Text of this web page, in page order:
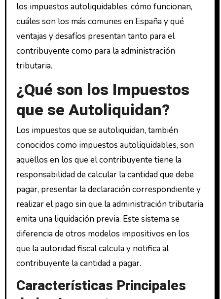
los impuestos autoliquidables, cómo funcionan,
cuáles son los más comunes en España y qué
ventajas y desafíos presentan tanto para el
contribuyente como para la administración
tributaria.
¿Qué son los Impuestos
que se Autoliquidan?
Los impuestos que se autoliquidan, también
conocidos como impuestos autoliquidables, son
aquellos en los que el contribuyente tiene la
responsabilidad de calcular la cantidad que debe
pagar, presentar la declaración correspondiente y
realizar el pago sin que la administración tributaria
emita una liquidación previa. Este sistema se
diferencia de otros modelos impositivos en los
que la autoridad fiscal calcula y notifica al
contribuyente la cantidad a pagar.
Características Principales